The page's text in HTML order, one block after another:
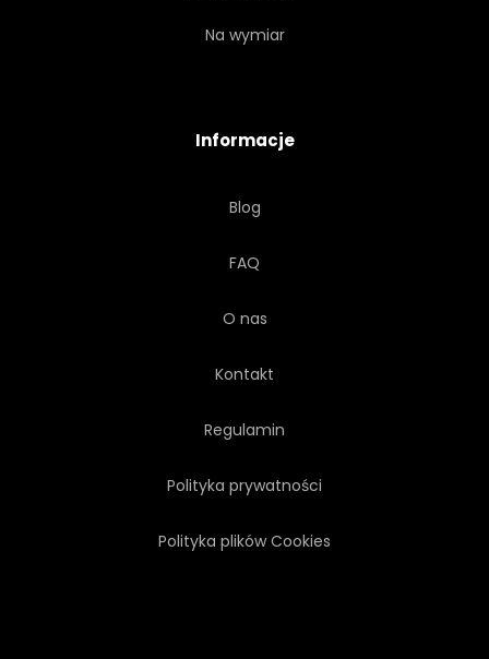
Na wymiar
Informacje
Blog
FAQ
O nas
Kontakt
Regulamin
Polityka prywatności
Polityka plików Cookies